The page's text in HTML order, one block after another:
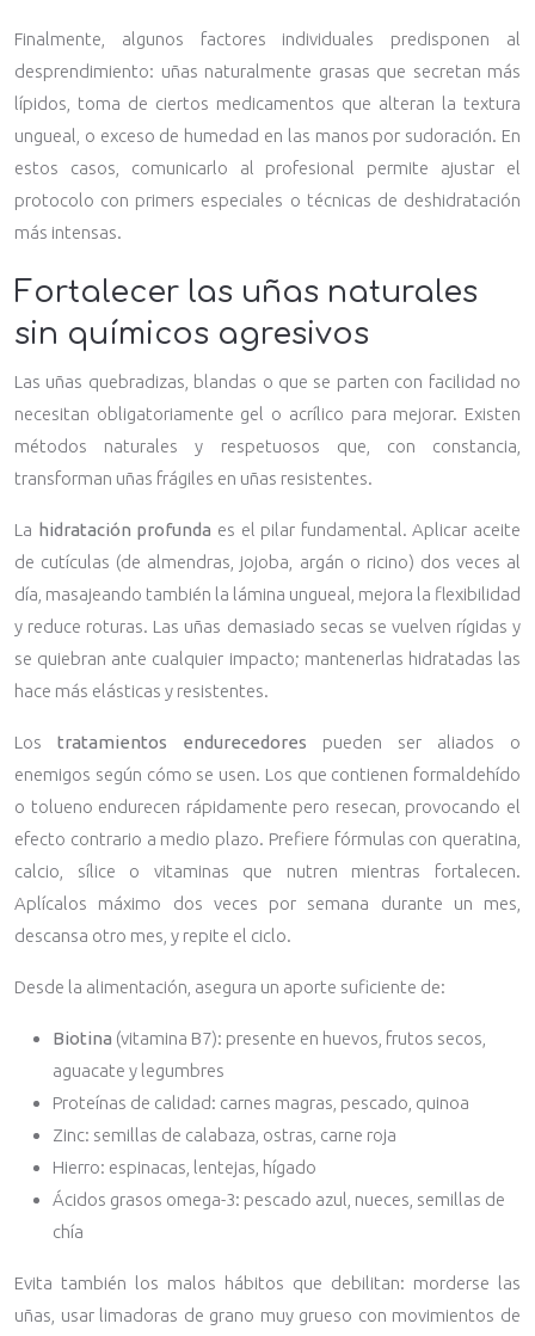
Finalmente, algunos factores individuales predisponen al
desprendimiento: uñas naturalmente grasas que secretan más
lípidos, toma de ciertos medicamentos que alteran la textura
ungueal, o exceso de humedad en las manos por sudoración. En
estos casos, comunicarlo al profesional permite ajustar el
protocolo con primers especiales o técnicas de deshidratación
más intensas.
Fortalecer las uñas naturales
sin químicos agresivos
Las uñas quebradizas, blandas o que se parten con facilidad no
necesitan obligatoriamente gel o acrílico para mejorar. Existen
métodos naturales y respetuosos que, con constancia,
transforman uñas frágiles en uñas resistentes.
La hidratación profunda es el pilar fundamental. Aplicar aceite
de cutículas (de almendras, jojoba, argán o ricino) dos veces al
día, masajeando también la lámina ungueal, mejora la flexibilidad
y reduce roturas. Las uñas demasiado secas se vuelven rígidas y
se quiebran ante cualquier impacto; mantenerlas hidratadas las
hace más elásticas y resistentes.
Los tratamientos endurecedores pueden ser aliados o
enemigos según cómo se usen. Los que contienen formaldehído
o tolueno endurecen rápidamente pero resecan, provocando el
efecto contrario a medio plazo. Prefiere fórmulas con queratina,
calcio, sílice o vitaminas que nutren mientras fortalecen.
Aplícalos máximo dos veces por semana durante un mes,
descansa otro mes, y repite el ciclo.
Desde la alimentación, asegura un aporte suficiente de:
Biotina (vitamina B7): presente en huevos, frutos secos,
aguacate y legumbres
Proteínas de calidad: carnes magras, pescado, quinoa
Zinc: semillas de calabaza, ostras, carne roja
Hierro: espinacas, lentejas, hígado
Ácidos grasos omega-3: pescado azul, nueces, semillas de
chía
Evita también los malos hábitos que debilitan: morderse las
uñas, usar limadoras de grano muy grueso con movimientos de